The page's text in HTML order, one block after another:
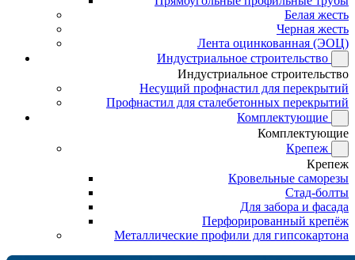
Белая жесть
Черная жесть
Лента оцинкованная (ЭОЦ)
Индустриальное строительство
Индустриальное строительство
Несущий профнастил для перекрытий
Профнастил для сталебетонных перекрытий
Комплектующие
Комплектующие
Крепеж
Крепеж
Кровельные саморезы
Стад-болты
Для забора и фасада
Перфорированный крепёж
Металлические профили для гипсокартона